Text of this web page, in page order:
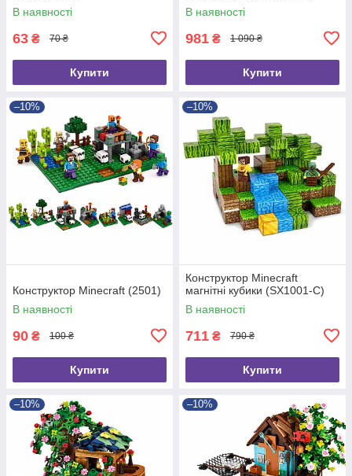
В наявності
63 ₴ 70 ₴
Купити
В наявності
981 ₴ 1 090 ₴
Купити
–10%
Конструктор Minecraft (2501)
В наявності
90 ₴ 100 ₴
Купити
–10%
Конструктор Minecraft
магнітні кубики (SX1001-C)
В наявності
711 ₴ 790 ₴
Купити
–10% –10%